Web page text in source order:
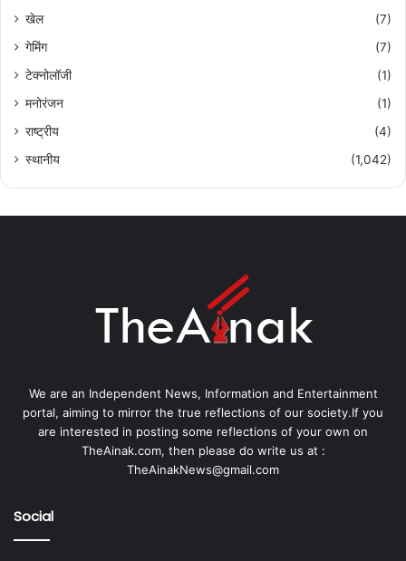
खेल
(7)
गेमिंग
(7)
टेक्नोलॉजी
(1)
मनोरंजन
(1)
राष्ट्रीय
(4)
स्थानीय
(1,042)
We are an Independent News, Information and Entertainment
portal, aiming to mirror the true reflections of our society.If you
are interested in posting some reflections of your own on
TheAinak.com, then please do write us at :
TheAinakNews@gmail.com
Social